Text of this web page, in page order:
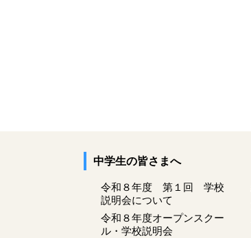
中学生の皆さまへ
令和８年度 第１回 学校
説明会について
令和８年度オープンスクー
ル・学校説明会